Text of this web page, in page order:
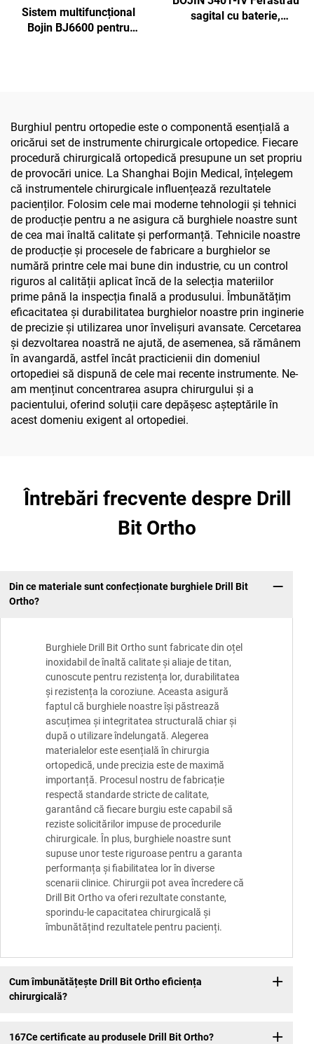
Sistem multifuncțional
Bojin BJ6600 pentru
traumatică și articulară
sagital cu baterie,
Burghiul pentru ortopedie este o componentă esențială a
oricărui set de instrumente chirurgicale ortopedice. Fiecare
procedură chirurgicală ortopedică presupune un set propriu
de provocări unice. La Shanghai Bojin Medical, înțelegem
că instrumentele chirurgicale influențează rezultatele
pacienților. Folosim cele mai moderne tehnologii și tehnici
de producție pentru a ne asigura că burghiele noastre sunt
de cea mai înaltă calitate și performanță. Tehnicile noastre
de producție și procesele de fabricare a burghielor se
numără printre cele mai bune din industrie, cu un control
riguros al calității aplicat încă de la selecția materiilor
prime până la inspecția finală a produsului. Îmbunătățim
eficacitatea și durabilitatea burghielor noastre prin inginerie
de precizie și utilizarea unor învelișuri avansate. Cercetarea
și dezvoltarea noastră ne ajută, de asemenea, să rămânem
în avangardă, astfel încât practicienii din domeniul
ortopediei să dispună de cele mai recente instrumente. Ne-
am menținut concentrarea asupra chirurgului și a
pacientului, oferind soluții care depășesc așteptările în
acest domeniu exigent al ortopediei.
Întrebări frecvente despre Drill
Bit Ortho
Din ce materiale sunt confecționate burghiele Drill Bit
Ortho?
Burghiele Drill Bit Ortho sunt fabricate din oțel
inoxidabil de înaltă calitate și aliaje de titan,
cunoscute pentru rezistența lor, durabilitatea
și rezistența la coroziune. Aceasta asigură
faptul că burghiele noastre își păstrează
ascuțimea și integritatea structurală chiar și
după o utilizare îndelungată. Alegerea
materialelor este esențială în chirurgia
ortopedică, unde precizia este de maximă
importanță. Procesul nostru de fabricație
respectă standarde stricte de calitate,
garantând că fiecare burgiu este capabil să
reziste solicitărilor impuse de procedurile
chirurgicale. În plus, burghiele noastre sunt
supuse unor teste riguroase pentru a garanta
performanța și fiabilitatea lor în diverse
scenarii clinice. Chirurgii pot avea încredere că
Drill Bit Ortho va oferi rezultate constante,
sporindu-le capacitatea chirurgicală și
îmbunătățind rezultatele pentru pacienți.
Cum îmbunătățește Drill Bit Ortho eficiența
chirurgicală?
167Ce certificate au produsele Drill Bit Ortho?